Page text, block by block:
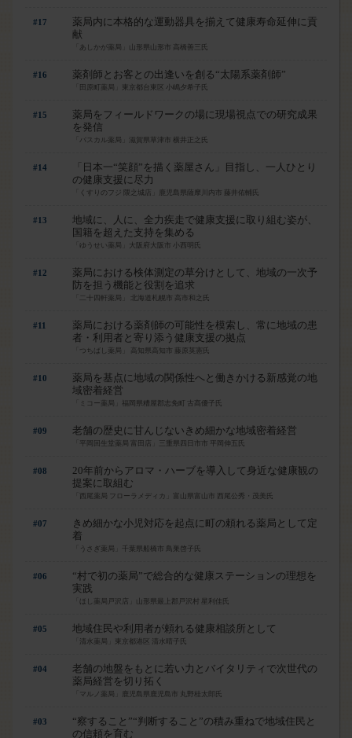
#17
薬局内に本格的な運動器具を揃えて健康寿命延伸に貢
献
「あしかが薬局」山形県山形市 高橋善三氏
#16 薬剤師とお客との出逢いを創る“太陽系薬剤師”
「田原町薬局」東京都台東区 小嶋夕希子氏
#15
薬局をフィールドワークの場に現場視点での研究成果
を発信
「パスカル薬局」滋賀県草津市 横井正之氏
#14
「日本一“笑顔”を描く薬屋さん」目指し、一人ひとり
の健康支援に尽力
「くすりのフジ 隈之城店」鹿児島県薩摩川内市 藤井佑輔氏
#13
地域に、人に、全力疾走で健康支援に取り組む姿が、
国籍を超えた支持を集める
「ゆうせい薬局」大阪府大阪市 小西明氏
#12
薬局における検体測定の草分けとして、地域の一次予
防を担う機能と役割を追求
「二十四軒薬局」 北海道札幌市 高市和之氏
#11
薬局における薬剤師の可能性を模索し、常に地域の患
者・利用者と寄り添う健康支援の拠点
「つちばし薬局」 高知県高知市 藤原英憲氏
#10
薬局を基点に地域の関係性へと働きかける新感覚の地
域密着経営
「ミコー薬局」福岡県糟屋郡志免町 古髙優子氏
#09 老舗の歴史に甘んじないきめ細かな地域密着経営
「平岡回生堂薬局 富田店」三重県四日市市 平岡伸五氏
#08
20年前からアロマ・ハーブを導入して身近な健康観の
提案に取組む
「西尾薬局 フローラメディカ」富山県富山市 西尾公秀・茂美氏
#07
きめ細かな小児対応を起点に町の頼れる薬局として定
着
「うさぎ薬局」千葉県船橋市 鳥巣啓子氏
#06
“村で初の薬局”で総合的な健康ステーションの理想を
実践
「ほし薬局戸沢店」山形県最上郡戸沢村 星利佳氏
#05 地域住民や利用者が頼れる健康相談所として
「清水薬局」東京都港区 清水晴子氏
#04
老舗の地盤をもとに若い力とバイタリティで次世代の
薬局経営を切り拓く
「マルノ薬局」鹿児島県鹿児島市 丸野桂太郎氏
#03
“察すること”“判断すること”の積み重ねで地域住民と
の信頼を育む